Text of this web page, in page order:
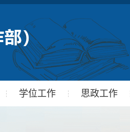
学位工作 思政工作